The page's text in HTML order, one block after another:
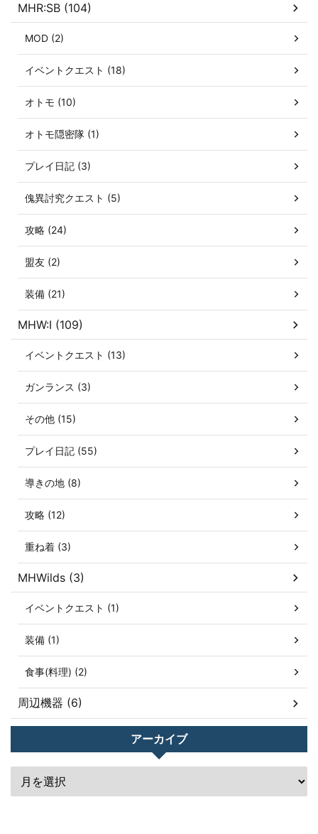
MHR:SB (104)
MOD (2)
イベントクエスト (18)
オトモ (10)
オトモ隠密隊 (1)
プレイ日記 (3)
傀異討究クエスト (5)
攻略 (24)
盟友 (2)
装備 (21)
MHW:I (109)
イベントクエスト (13)
ガンランス (3)
その他 (15)
プレイ日記 (55)
導きの地 (8)
攻略 (12)
重ね着 (3)
MHWilds (3)
イベントクエスト (1)
装備 (1)
食事(料理) (2)
周辺機器 (6)
アーカイブ